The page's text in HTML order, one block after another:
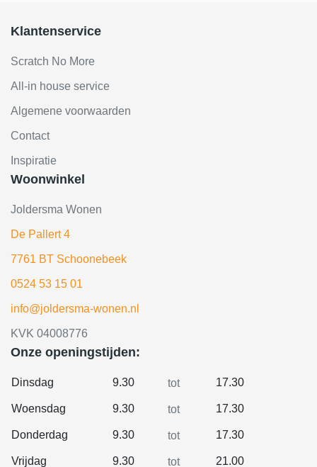
Klantenservice
Scratch No More
All-in house service
Algemene voorwaarden
Contact
Inspiratie
Woonwinkel
Joldersma Wonen
De Pallert 4
7761 BT Schoonebeek
0524 53 15 01
info@joldersma-wonen.nl
KVK 04008776
Onze openingstijden:
Dinsdag 9.30 tot 17.30
Woensdag 9.30 tot 17.30
Donderdag 9.30 tot 17.30
Vrijdag 9.30 tot 21.00